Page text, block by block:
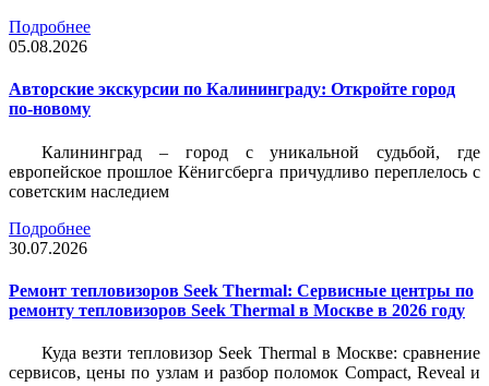
Подробнее
05.08.2026
Авторские экскурсии по Калининграду: Откройте город
по-новому
Калининград – город с уникальной судьбой, где
европейское прошлое Кёнигсберга причудливо переплелось с
советским наследием
Подробнее
30.07.2026
Ремонт тепловизоров Seek Thermal: Сервисные центры по
ремонту тепловизоров Seek Thermal в Москве в 2026 году
Куда везти тепловизор Seek Thermal в Москве: сравнение
сервисов, цены по узлам и разбор поломок Compact, Reveal и